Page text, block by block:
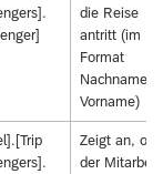
die Reise
antritt (im
Format
Nachname,
Vorname)
Zeigt an, ob
der